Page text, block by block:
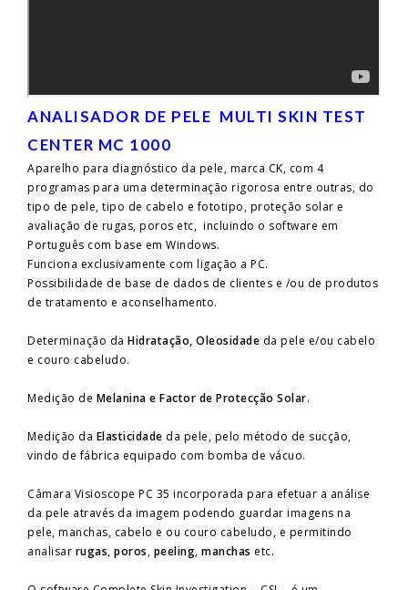
ANALISADOR DE PELE MULTI SKIN TEST
CENTER MC 1000
Aparelho para diagnóstico da pele, marca CK, com 4
programas para uma determinação rigorosa entre outras, do
tipo de pele, tipo de cabelo e fototipo, proteção solar e
avaliação de rugas, poros etc, incluindo o software em
Português com base em Windows.
Funciona exclusivamente com ligação a PC.
Possibilidade de base de dados de clientes e /ou de produtos
de tratamento e aconselhamento.
Determinação da Hidratação, Oleosidade da pele e/ou cabelo
e couro cabeludo.
Medição de Melanina e Factor de Protecção Solar.
Medição da Elasticidade da pele, pelo método de sucção,
vindo de fábrica equipado com bomba de vácuo.
Câmara Visioscope PC 35 incorporada para efetuar a análise
da pele através da imagem podendo guardar imagens na
pele, manchas, cabelo e ou couro cabeludo, e permitindo
analisar rugas, poros, peeling, manchas etc.